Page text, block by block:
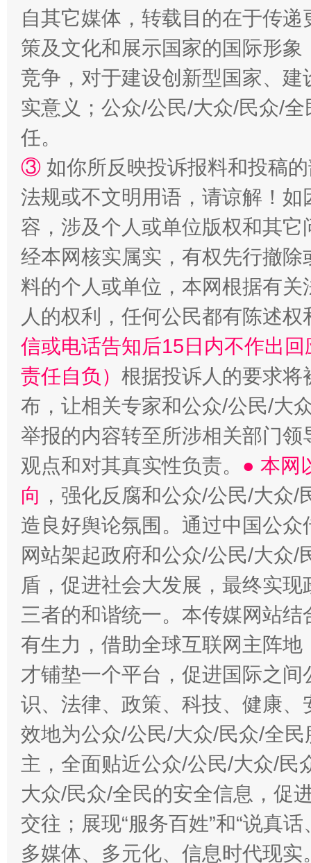
如何以同查同治破解风腐交织难题 养老服
一颗心始终滚烫 还
自其它媒体，转载目的在于传
策及文化和展示国家的国际形
竞争，对于建设创新型国家、
实意义；公众/公民/大众/民众/
任。
③ 如你所反映投诉报料和投稿
法规或不文明用语，请谅解！
容，涉及个人或单位版权和其它
经本网核实属实，有权先行撤
料的个人或单位，本网根据有
人的权利，任何公民都有陈述
信或电话告知后15日内不作出
责任自负） 根据投诉人的要求将
布，让相关专家和公众/公民/大
举报的内容转至所涉相关部门
观点和对其真实性负责。 ● 本网
向 ，强化反腐和公众/公民/大众
造良好舆论氛围。通过中国公
网站架起政府和公众/公民/大众
盾，促进社会大发展，最终实
三者的和谐统一。本传媒网站
有生力，借助全球互联网主阵
才铺垫一个平台，促进国际之
识、法律、政策、科技、健康
效地为公众/公民/大众/民众/全
主，全面贴近公众/公民/大众/民
大众/民众/全民的安全信息，促
交往；展现“服务百姓”和“说真
多媒体、多元化、信息时代现实